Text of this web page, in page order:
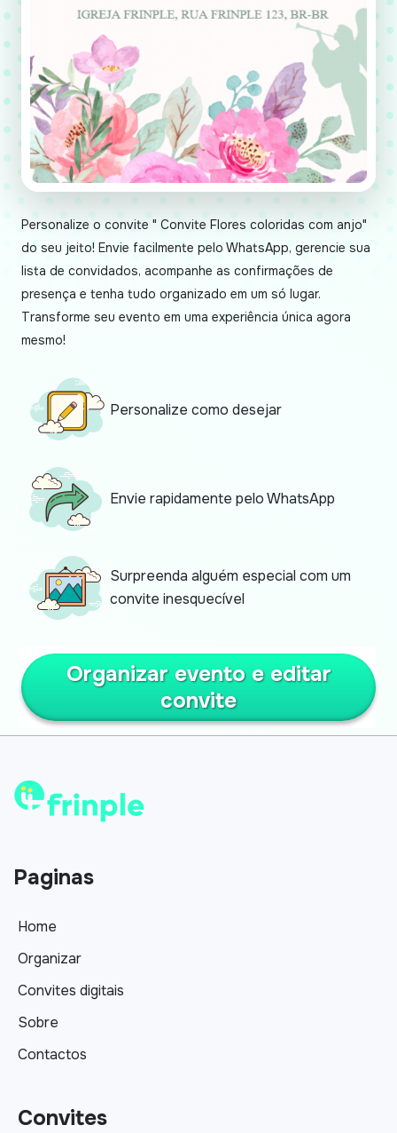
Personalize o convite " Convite Flores coloridas com anjo"
do seu jeito! Envie facilmente pelo WhatsApp, gerencie sua
lista de convidados, acompanhe as confirmações de
presença e tenha tudo organizado em um só lugar.
Transforme seu evento em uma experiência única agora
mesmo!
Personalize como desejar
Envie rapidamente pelo WhatsApp
Surpreenda alguém especial com um
convite inesquecível
Organizar evento e editar
convite
Paginas
Home
Organizar
Convites digitais
Sobre
Contactos
Convites